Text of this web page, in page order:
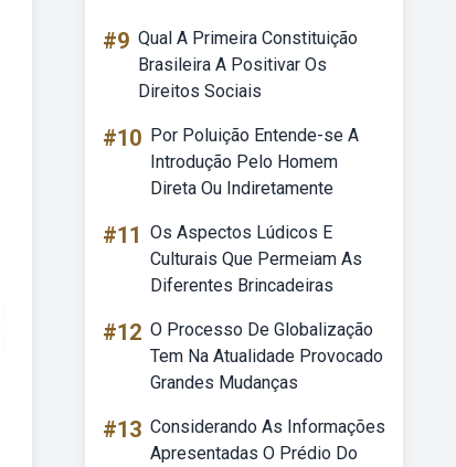
#9 Qual A Primeira Constituição
Brasileira A Positivar Os
Direitos Sociais
#10 Por Poluição Entende-se A
Introdução Pelo Homem
Direta Ou Indiretamente
#11 Os Aspectos Lúdicos E
Culturais Que Permeiam As
Diferentes Brincadeiras
#12 O Processo De Globalização
Tem Na Atualidade Provocado
Grandes Mudanças
#13 Considerando As Informações
Apresentadas O Prédio Do